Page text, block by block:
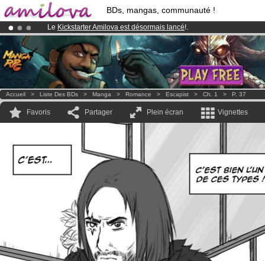
BDs, mangas, communauté !
Le Kickstarter Amilova est désormais lancé!.
Déjà 100000membreset 1000BDs & Mangas!
Abonnement premium: à partir de
3.95 eurospar mois !Clique ici
Accueil > Liste Des BDs > Manga > Romance > Escapist > Ch. 1 > P. 37
Favoris Partager Plein écran Vignettes